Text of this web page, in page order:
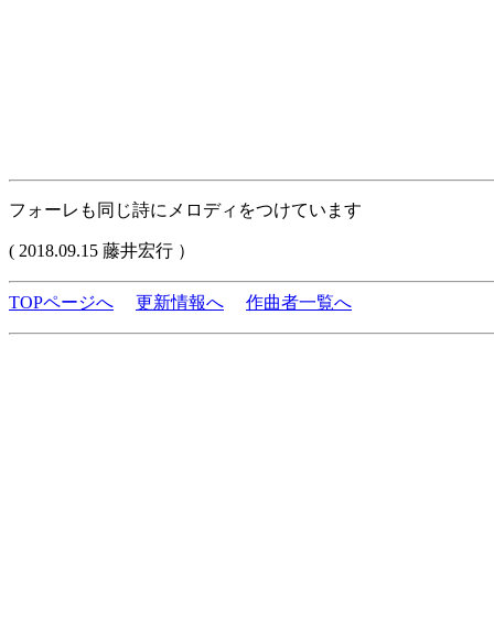
フォーレも同じ詩にメロディをつけています
( 2018.09.15 藤井宏行 ）
TOPページへ 更新情報へ 作曲者一覧へ